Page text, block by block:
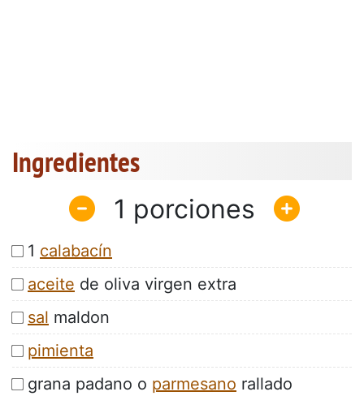
Ingredientes
1
1 calabacín
aceite de oliva virgen extra
sal maldon
pimienta
grana padano o parmesano rallado